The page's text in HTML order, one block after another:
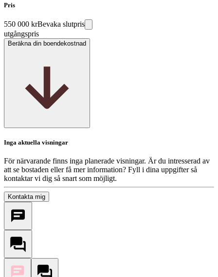
Pris
550 000 krBevaka slutpris
utgångspris
Beräkna din boendekostnad
Inga aktuella visningar
För närvarande finns inga planerade visningar. Är du intresserad av
att se bostaden eller få mer information? Fyll i dina uppgifter så
kontaktar vi dig så snart som möjligt.
Kontakta mig